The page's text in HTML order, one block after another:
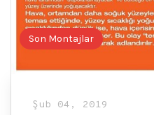
Son Montajlar
Şub 04, 2019